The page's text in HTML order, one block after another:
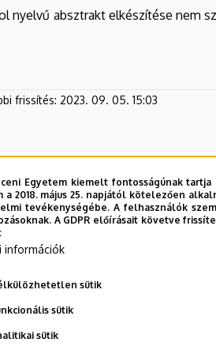
nyelvű absztrakt elkészítése nem
frissítés: 2023. 09. 05. 15:03
Egyetem kiemelt fontosságúnak
a 2018. május 25. napjától kötelezően
tevékenységébe. A felhasználók
A GDPR előírásait követve
információk
sütik
sütik
sütik